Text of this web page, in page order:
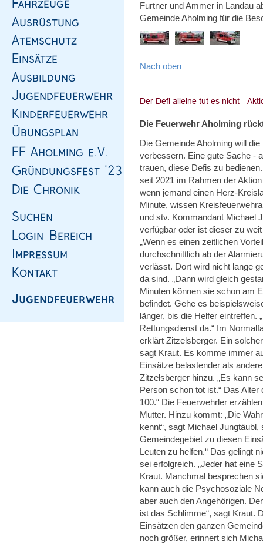
Furtner und Ammer in Landau
Gemeinde Aholming für die
Nach oben
Die Feuerwehr Aholming
Die Gemeinde Aholming will
verbessern. Eine gute Sache -
trauen, diese Defis zu
seit 2021 im Rahmen der
wenn jemand einen Herz-
Minute, wissen
und stv. Kommandant Michael
verfügbar oder ist dieser zu
„Wenn es einen zeitlichen
durchschnittlich ab der
verlässt. Dort wird nicht lange
da sind. „Dann wird gleich
Minuten können sie schon am
befindet. Gehe es
länger, bis die Helfer eintreffen.
Rettungsdienst da.“ Im
erklärt Zitzelsberger. Ein
sagt Kraut. Es komme immer
Einsätze belastender als
Zitzelsberger hinzu. „Es kann
Person schon tot ist.“ Das
100.“ Die Feuerwehrler
Mutter. Hinzu kommt: „Die
kennt“, sagt Michael
Gemeindegebiet zu diesen
Leuten zu helfen.“ Das gelingt
sei erfolgreich. „Jeder hat eine
Kraut. Manchmal besprechen
kann auch die Psychosoziale
aber auch den Angehörigen.
ist das Schlimme“, sagt Kraut.
Einsätzen den ganzen
noch größer, erinnert sich